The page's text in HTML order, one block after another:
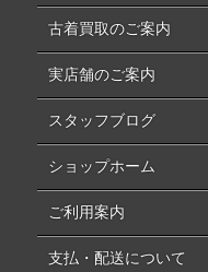
古着買取のご案内
実店舗のご案内
スタッフブログ
ショップホーム
ご利用案内
支払・配送について